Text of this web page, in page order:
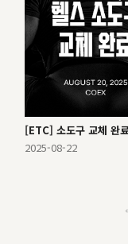
[ETC] 소도구 교체 완
2025-08-22